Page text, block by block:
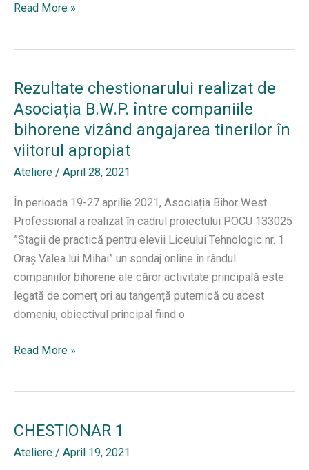
Chestionar
Read More »
Rezultate chestionarului realizat de
Asociația B.W.P. între companiile
bihorene vizând angajarea tinerilor în
viitorul apropiat
Ateliere / April 28, 2021
În perioada 19-27 aprilie 2021, Asociația Bihor West
Professional a realizat în cadrul proiectului POCU 133025
”Stagii de practică pentru elevii Liceului Tehnologic nr. 1
Oraș Valea lui Mihai” un sondaj online în rândul
companiilor bihorene ale căror activitate principală este
legată de comerț ori au tangență puternică cu acest
domeniu, obiectivul principal fiind o
Rezultate
Asociația
Read More »
CHESTIONAR 1
Ateliere / April 19, 2021